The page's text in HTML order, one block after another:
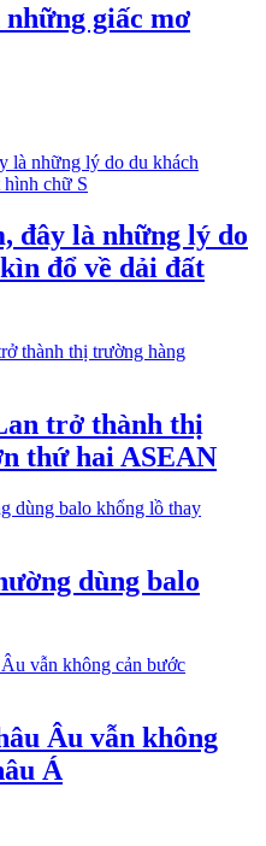
giấc mơ
đây là những lý do
đổ về dải đất
trở thành thị
thứ hai ASEAN
dùng balo
Âu vẫn không
Á